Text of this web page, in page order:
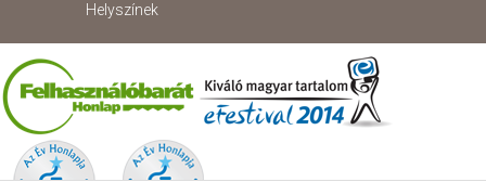
Helyszínek